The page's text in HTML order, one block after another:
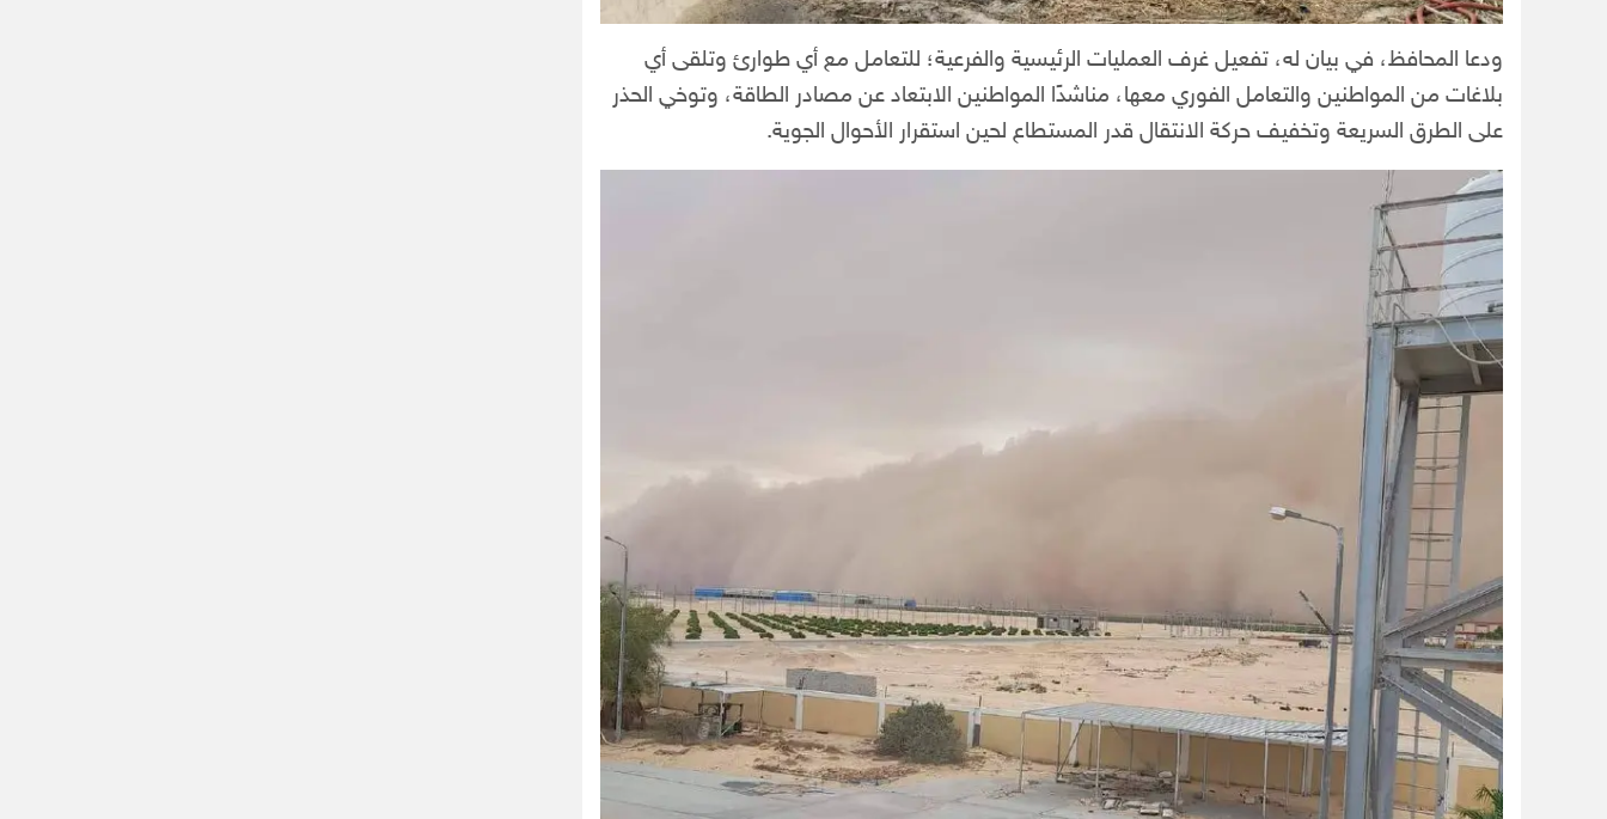
ودعا المحافظ، في بيان له، تفعيل غرف العمليات الرئيسية والفرعية؛ للتعامل مع أي طوارئ وتلقى أي
بلاغات من المواطنين والتعامل الفوري معها، مناشدًا المواطنين الابتعاد عن مصادر الطاقة، وتوخي الحذر
على الطرق السريعة وتخفيف حركة الانتقال قدر المستطاع لحين استقرار الأحوال الجوية.